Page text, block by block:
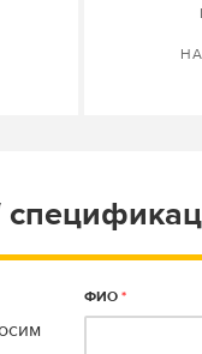
ФИО *